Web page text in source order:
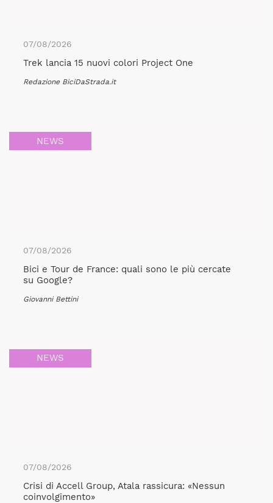
07/08/2026
Trek lancia 15 nuovi colori Project One
Redazione BiciDaStrada.it
NEWS
07/08/2026
Bici e Tour de France: quali sono le più cercate
su Google?
Giovanni Bettini
NEWS
07/08/2026
Crisi di Accell Group, Atala rassicura: «Nessun
coinvolgimento»